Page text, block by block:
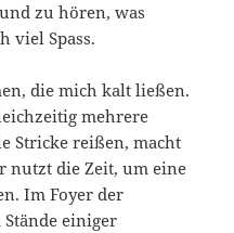
zu hören, was
viel Spass.
die mich kalt ließen.
mehrere
Stricke reißen, macht
nutzt die Zeit, um eine
Im Foyer der
einiger